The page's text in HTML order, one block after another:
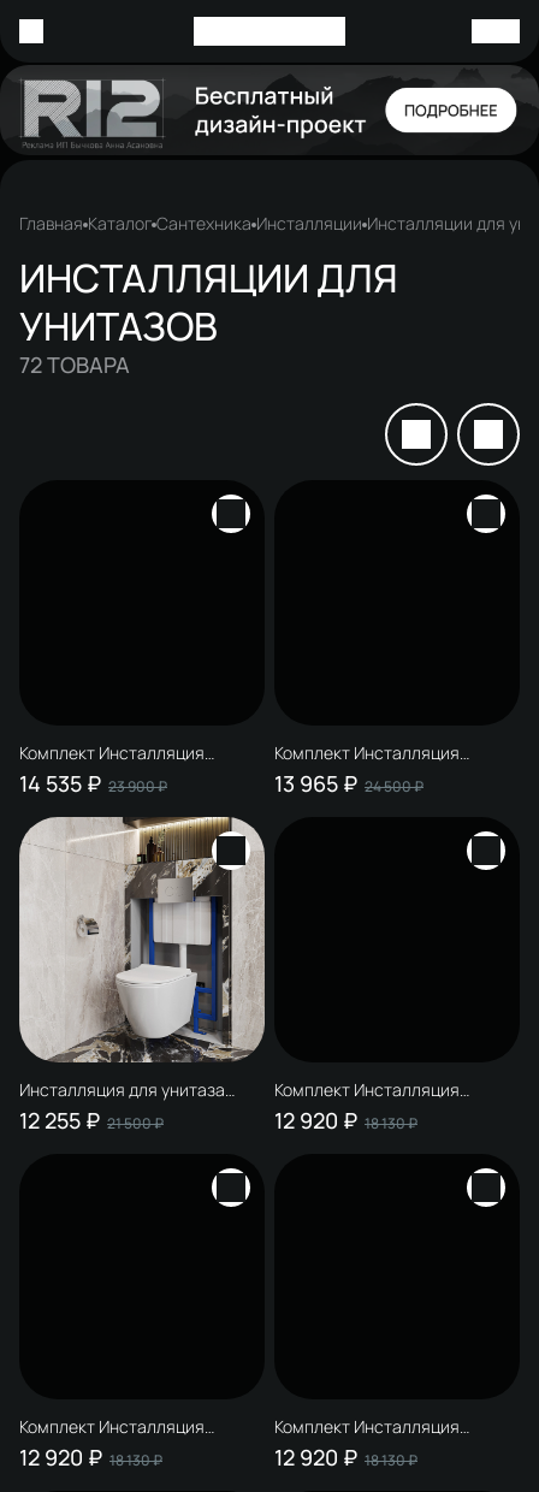
Главная Каталог Сантехника Инсталляции Инсталляции для
ИНСТАЛЛЯЦИИ ДЛЯ
УНИТАЗОВ
72ТОВАРА
Комплект Инсталляция
STWORKI 510162 + Кнопка
230822 цвет глянцевый хром
14 535 ₽ 23 900 ₽
Комплект Инсталляция
STWORKI 510162 + Кнопка
230823 цвет матовый хром
13 965 ₽ 24 500 ₽
Инсталляция для унитаза
STWORKI 510162 крепление к
полу и стене, с
12 255 ₽ 21 500 ₽
Комплект Инсталляция
STWORKI S510000 + Кнопка
S51522BK цвет матовый
12 920 ₽ 18 130 ₽
Комплект Инсталляция
STWORKI S510000 + Кнопка
S51562BK цвет матовый
12 920 ₽ 18 130 ₽
Комплект Инсталляция
STWORKI S510000 + Кнопка
S51562GM цвет матовое
12 920 ₽ 18 130 ₽